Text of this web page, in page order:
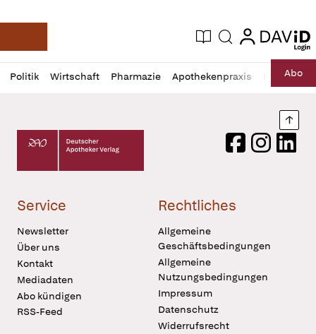
Deutsche Apotheker Zeitung
Aktuelle Ausgabe
Suche login
login
Politik Wirtschaft Pharmazie Apothekenpraxis RechtAbo
Profil
öffnen
Daz
Pur
Deutscher Apotheker Verlag Logo
FacebookInstagram
Service
Newsletter
Über uns
Kontakt
Mediadaten
Abo kündigen
RSS-Feed
Rechtliches
Allgemeine
Geschäftsbedingungen
Allgemeine
Nutzungsbedingungen
Impressum
Datenschutz
Widerrufsrecht